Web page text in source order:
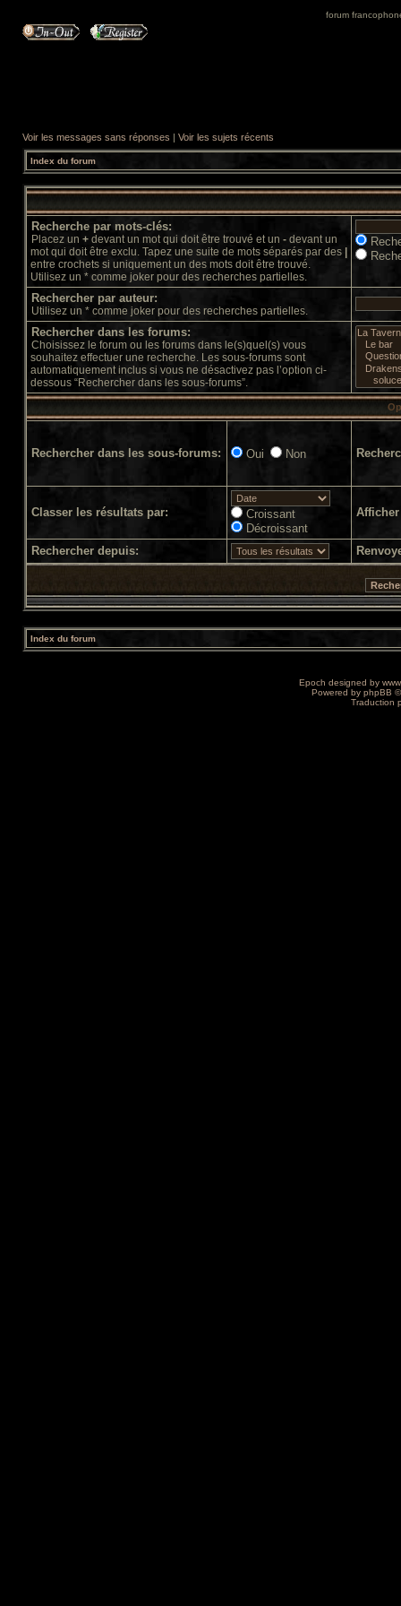
forum
Voir les messages sans réponses | Voir les sujets récents
Index du forum
Recherche par mots-clés:
Placez un + devant un mot qui doit être trouvé et un - devant un
mot qui doit être exclu. Tapez une suite de mots séparés par des
entre crochets si uniquement un des mots doit être trouvé.
Utilisez un * comme joker pour des recherches partielles.
Rechercher par auteur:
Utilisez un * comme joker pour des recherches partielles.
Rechercher dans les forums:
Choisissez le forum ou les forums dans le(s)quel(s) vous
souhaitez effectuer une recherche. Les sous-forums sont
automatiquement inclus si vous ne désactivez pas l’option ci-
dessous “Rechercher dans les sous-forums”.
Rechercher dans les sous-forums: Oui Non
Classer les résultats par:
Croissant
Décroissant
Rechercher depuis:
Index du forum
Epoch designed by
Powered by phpBB
Traduction